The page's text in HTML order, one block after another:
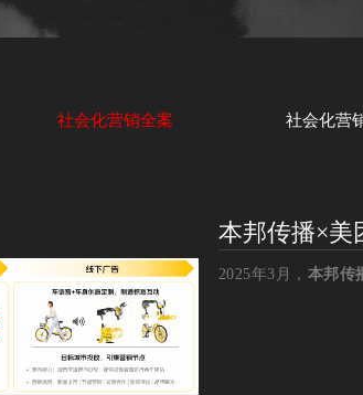
社会化营销全案 社会化营
本邦传播×美
2025年3月， 本邦传